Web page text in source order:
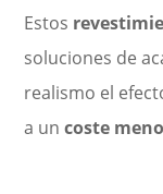
Estos
soluciones de
realismo el
a uncoste